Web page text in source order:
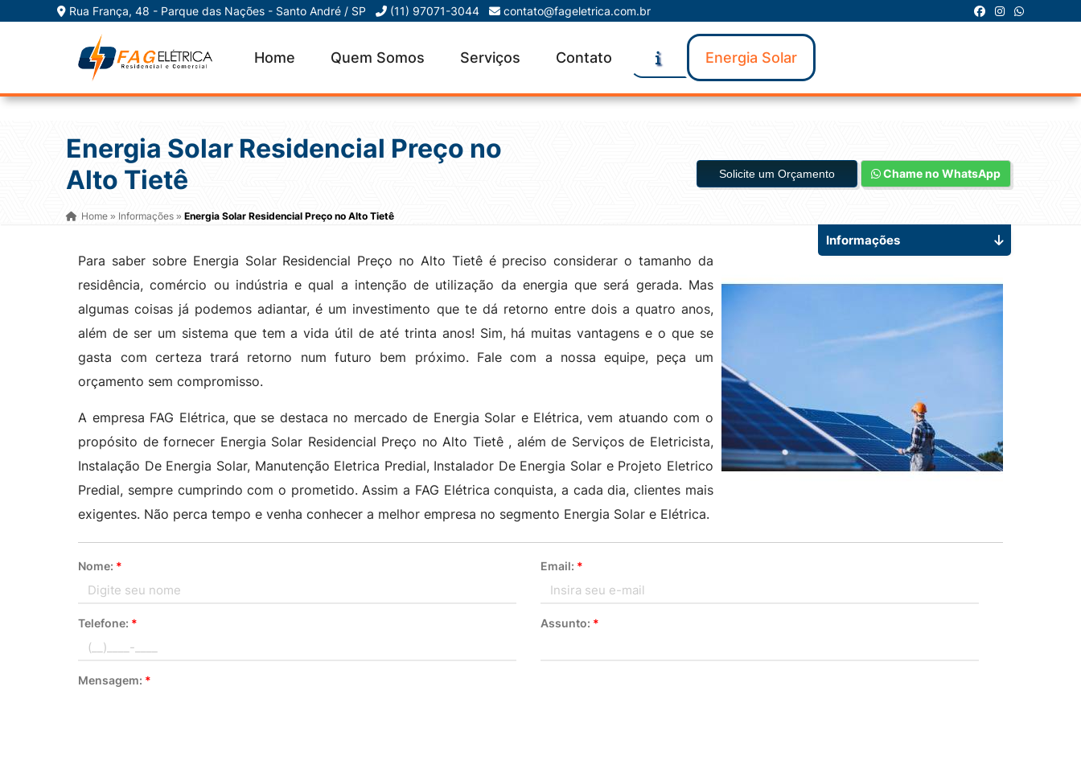
Rua França, 48 - Parque das Nações - Santo André / SP (11) 97071-3044 contato@fageletrica.com.br
Home Quem Somos Serviços Contato Energia Solar
Energia Solar Residencial Preço no
Alto Tietê
Home » Informações » Energia Solar Residencial Preço no Alto Tietê
Solicite um Orçamento Chame no WhatsApp
Para saber sobre Energia Solar Residencial Preço no Alto Tietê é preciso considerar o tamanho da
residência, comércio ou indústria e qual a intenção de utilização da energia que será gerada. Mas
algumas coisas já podemos adiantar, é um investimento que te dá retorno entre dois a quatro anos,
além de ser um sistema que tem a vida útil de até trinta anos! Sim, há muitas vantagens e o que se
gasta com certeza trará retorno num futuro bem próximo. Fale com a nossa equipe, peça um
orçamento sem compromisso.
A empresa FAG Elétrica, que se destaca no mercado de Energia Solar e Elétrica, vem atuando com o
propósito de fornecer Energia Solar Residencial Preço no Alto Tietê , além de Serviços de Eletricista,
Instalação De Energia Solar, Manutenção Eletrica Predial, Instalador De Energia Solar e Projeto Eletrico
Predial, sempre cumprindo com o prometido. Assim a FAG Elétrica conquista, a cada dia, clientes mais
exigentes. Não perca tempo e venha conhecer a melhor empresa no segmento Energia Solar e Elétrica.
Nome: * Email: *
Telefone: * Assunto: *
Mensagem: *
Informações